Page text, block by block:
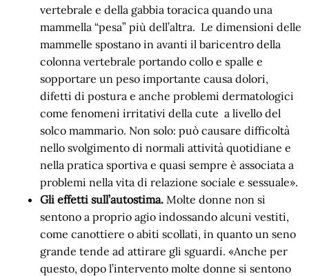
vertebrale e della gabbia toracica quando una
mammella “pesa” più dell’altra. Le dimensioni delle
mammelle spostano in avanti il baricentro della
colonna vertebrale portando collo e spalle e
sopportare un peso importante causa dolori,
difetti di postura e anche problemi dermatologici
come fenomeni irritativi della cute a livello del
solco mammario. Non solo: può causare difficoltà
nello svolgimento di normali attività quotidiane e
nella pratica sportiva e quasi sempre è associata a
problemi nella vita di relazione sociale e sessuale».
Gli effetti sull’autostima. Molte donne non si
sentono a proprio agio indossando alcuni vestiti,
come canottiere o abiti scollati, in quanto un seno
grande tende ad attirare gli sguardi. «Anche per
questo, dopo l’intervento molte donne si sentono